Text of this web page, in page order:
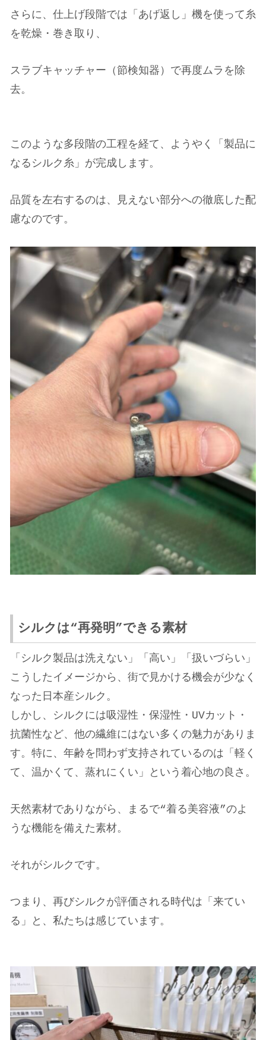
さらに、仕上げ段階では「あげ返し」機を使って糸
を乾燥・巻き取り、
スラブキャッチャー（節検知器）で再度ムラを除
去。
このような多段階の工程を経て、ようやく「製品に
なるシルク糸」が完成します。
品質を左右するのは、見えない部分への徹底した配
慮なのです。
シルクは“再発明”できる素材
「シルク製品は洗えない」「高い」「扱いづらい」
こうしたイメージから、街で見かける機会が少なく
なった日本産シルク。
しかし、シルクには吸湿性・保湿性・UVカット・
抗菌性など、 他の繊維にはない多くの魅力がありま
す。 特に、年齢を問わず支持されているのは 「軽く
て、温かくて、蒸れにくい」という着心地の良さ。
天然素材でありながら、まるで“着る美容液”のよ
うな機能を備えた素材。
それがシルクです。
つまり、再びシルクが評価される時代は「来てい
る」と、私たちは感じています。